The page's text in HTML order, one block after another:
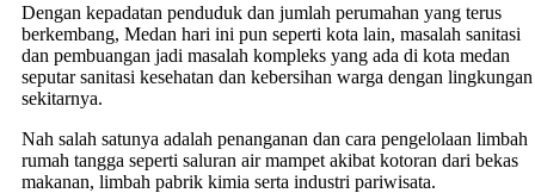
Dengan kepadatan penduduk dan jumlah perumahan yang terus
berkembang, Medan hari ini pun seperti kota lain, masalah sanitasi
dan pembuangan jadi masalah kompleks yang ada di kota medan
seputar sanitasi kesehatan dan kebersihan warga dengan lingkungan
sekitarnya.
Nah salah satunya adalah penanganan dan cara pengelolaan limbah
rumah tangga seperti saluran air mampet akibat kotoran dari bekas
makanan, limbah pabrik kimia serta industri pariwisata.